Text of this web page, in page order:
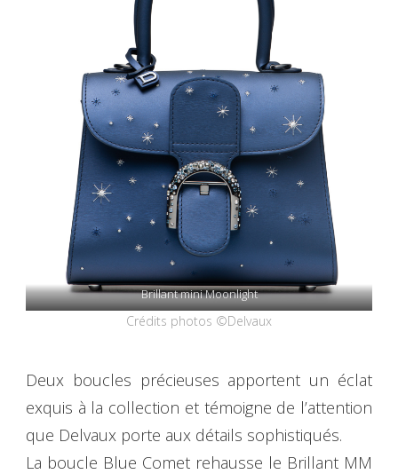
Brillant mini Moonlight
Crédits photos ©Delvaux
Deux boucles précieuses apportent un éclat
exquis à la collection et témoigne de l’attention
que Delvaux porte aux détails sophistiqués.
La boucle Blue Comet rehausse le Brillant MM